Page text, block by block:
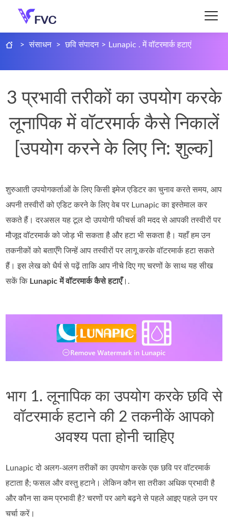
> संसाधन > छवि संपादन > Lunapic . में वॉटरमार्क हटाएं
3 प्रभावी तरीकों का उपयोग करके
लूनापिक में वॉटरमार्क कैसे निकालें
[उपयोग करने के लिए नि: शुल्क]
शुरुआती उपयोगकर्ताओं के लिए किसी इमेज एडिटर का चुनाव करते समय, आप
अपनी तस्वीरों को एडिट करने के लिए वेब पर Lunapic का इस्तेमाल कर
सकते हैं। दरअसल यह टूल दो उपयोगी फीचर्स की मदद से आपकी तस्वीरों पर
मौजूद वॉटरमार्क को जोड़ भी सकता है और हटा भी सकता है। यहाँ हम उन
तकनीकों को बताएँगे जिन्हें आप तस्वीरों पर लागू करके वॉटरमार्क हटा सकते
हैं। इस लेख को धैर्य से पढ़ें ताकि आप नीचे दिए गए चरणों के साथ यह सीख
सकें कि Lunapic में वॉटरमार्क कैसे हटाएँ।.
भाग 1. लूनापिक का उपयोग करके छवि से
वॉटरमार्क हटाने की 2 तकनीकें आपको
अवश्य पता होनी चाहिए
Lunapic दो अलग-अलग तरीकों का उपयोग करके एक छवि पर वॉटरमार्क
हटाता है; फसल और वस्तु हटाने। लेकिन कौन सा तरीका अधिक प्रभावी है
और कौन सा कम प्रभावी है? चरणों पर आगे बढ़ने से पहले आइए पहले उन पर
चर्चा करें।